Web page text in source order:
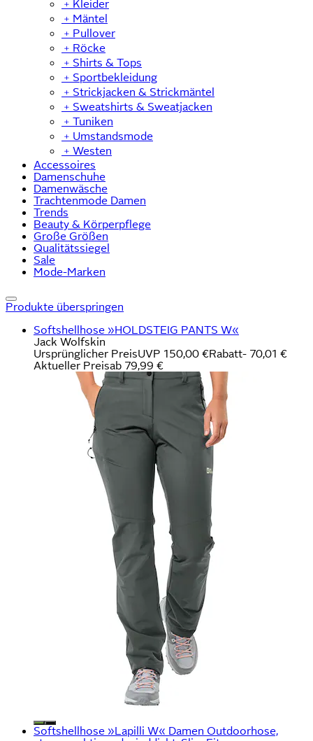
﹢ Kleider
﹢ Mäntel
﹢ Pullover
﹢ Röcke
﹢ Shirts & Tops
﹢ Sportbekleidung
﹢ Strickjacken & Strickmäntel
﹢ Sweatshirts & Sweatjacken
﹢ Tuniken
﹢ Umstandsmode
﹢ Westen
Accessoires
Damenschuhe
Damenwäsche
Trachtenmode Damen
Trends
Beauty & Körperpflege
Große Größen
Qualitätssiegel
Sale
Mode-Marken
Produkte überspringen
Softshellhose »HOLDSTEIG PANTS W«
Jack Wolfskin
Ursprünglicher PreisUVP 150,00 €Rabatt- 70,01 €
Aktueller Preisab 79,99 €
Softshellhose »Lapilli W« Damen Outdoorhose,